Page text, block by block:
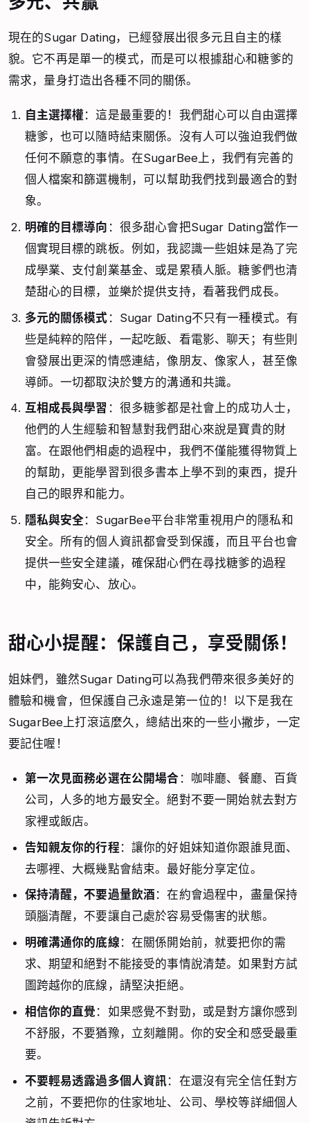
現在的Sugar Dating，已經發展出很多元且自主的樣
貌。它不再是單一的模式，而是可以根據甜心和糖爹的
需求，量身打造出各種不同的關係。
自主選擇權 ：這是最重要的！我們甜心可以自由選擇
糖爹，也可以隨時結束關係。沒有人可以強迫我們做
任何不願意的事情。在SugarBee上，我們有完善的
個人檔案和篩選機制，可以幫助我們找到最適合的對
象。
明確的目標導向 ：很多甜心會把Sugar Dating當作一
個實現目標的跳板。例如，我認識一些姐妹是為了完
成學業、支付創業基金、或是累積人脈。糖爹們也清
楚甜心的目標，並樂於提供支持，看著我們成長。
多元的關係模式 ：Sugar Dating不只有一種模式。有
些是純粹的陪伴，一起吃飯、看電影、聊天；有些則
會發展出更深的情感連結，像朋友、像家人，甚至像
導師。一切都取決於雙方的溝通和共識。
互相成長與學習 ：很多糖爹都是社會上的成功人士，
他們的人生經驗和智慧對我們甜心來說是寶貴的財
富。在跟他們相處的過程中，我們不僅能獲得物質上
的幫助，更能學習到很多書本上學不到的東西，提升
自己的眼界和能力。
隱私與安全：SugarBee平台非常重視用戶的隱私和
安全。所有的個人資訊都會受到保護，而且平台也會
提供一些安全建議，確保甜心們在尋找糖爹的過程
中，能夠安心、放心。
甜心小提醒：保護自己，享受關係！
姐妹們，雖然Sugar Dating可以為我們帶來很多美好的
體驗和機會，但保護自己永遠是第一位的！以下是我在
SugarBee上打滾這麼久，總結出來的一些小撇步，一定
要記住喔！
第一次見面務必選在公開場合 ：咖啡廳、餐廳、百貨
公司，人多的地方最安全。絕對不要一開始就去對方
家裡或飯店。
告知親友你的行程 ：讓你的好姐妹知道你跟誰見面、
去哪裡、大概幾點會結束。最好能分享定位。
保持清醒，不要過量飲酒 ：在約會過程中，盡量保持
頭腦清醒，不要讓自己處於容易受傷害的狀態。
明確溝通你的底線：在關係開始前，就要把你的需
求、期望和絕對不能接受的事情說清楚。如果對方試
圖跨越你的底線，請堅決拒絕。
相信你的直覺 ：如果感覺不對勁，或是對方讓你感到
不舒服，不要猶豫，立刻離開。你的安全和感受最重
要。
不要輕易透露過多個人資訊 ：在還沒有完全信任對方
之前，不要把你的住家地址、公司、學校等詳細個人